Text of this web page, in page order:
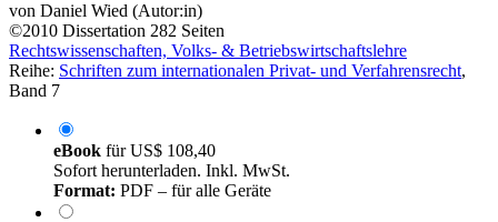
von Daniel Wied (Autor:in)
©2010 Dissertation 282 Seiten
Rechtswissenschaften, Volks- & Betriebswirtschaftslehre
Reihe: Schriften zum internationalen Privat- und Verfahrensrecht,
Band 7
eBook fürUS$ 108,40
Sofort herunterladen. Inkl. MwSt.
Format: PDF – für alle Geräte